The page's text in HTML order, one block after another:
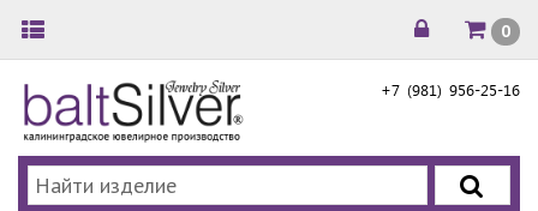
+7 (981) 956-25-16
0